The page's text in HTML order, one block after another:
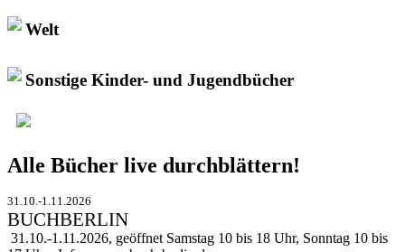
Welt
Sonstige Kinder- und Jugendbücher
Alle Bücher live durchblättern!
31.10.-1.11.2026
BUCHBERLIN
31.10.-1.11.2026, geöffnet Samstag 10 bis 18 Uhr, Sonntag 10 bis